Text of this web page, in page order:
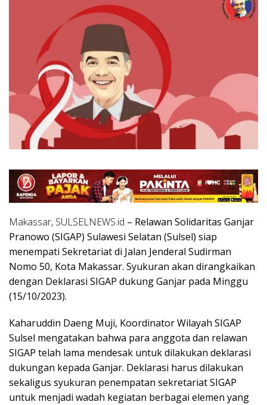
Makassar, SULSELNEWS.id – Relawan Solidaritas Ganjar
Pranowo (SIGAP) Sulawesi Selatan (Sulsel) siap
menempati Sekretariat di Jalan Jenderal Sudirman
Nomo 50, Kota Makassar. Syukuran akan dirangkaikan
dengan Deklarasi SIGAP dukung Ganjar pada Minggu
(15/10/2023).
Kaharuddin Daeng Muji, Koordinator Wilayah SIGAP
Sulsel mengatakan bahwa para anggota dan relawan
SIGAP telah lama mendesak untuk dilakukan deklarasi
dukungan kepada Ganjar. Deklarasi harus dilakukan
sekaligus syukuran penempatan sekretariat SIGAP
untuk menjadi wadah kegiatan berbagai elemen yang